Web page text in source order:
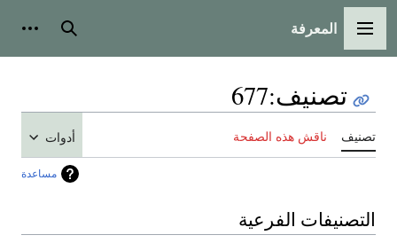
القائمة الرئيسية
المعرفة بحث
تصنيف:
677
تصنيف ناقش هذه الصفحة أدوات
مساعدة
التصنيفات الفرعية